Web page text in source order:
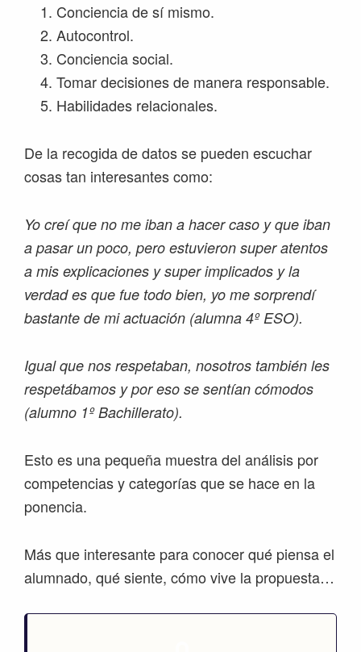
Conciencia de sí mismo.
Autocontrol.
Conciencia social.
Tomar decisiones de manera responsable.
Habilidades relacionales.
De la recogida de datos se pueden escuchar
cosas tan interesantes como:
Yo creí que no me iban a hacer caso y que iban
a pasar un poco, pero estuvieron super atentos
a mis explicaciones y super implicados y la
verdad es que fue todo bien, yo me sorprendí
bastante de mi actuación (alumna 4º ESO).
Igual que nos respetaban, nosotros también les
respetábamos y por eso se sentían cómodos
(alumno 1º Bachillerato).
Esto es una pequeña muestra del análisis por
competencias y categorías que se hace en la
ponencia.
Más que interesante para conocer qué piensa el
alumnado, qué siente, cómo vive la propuesta…